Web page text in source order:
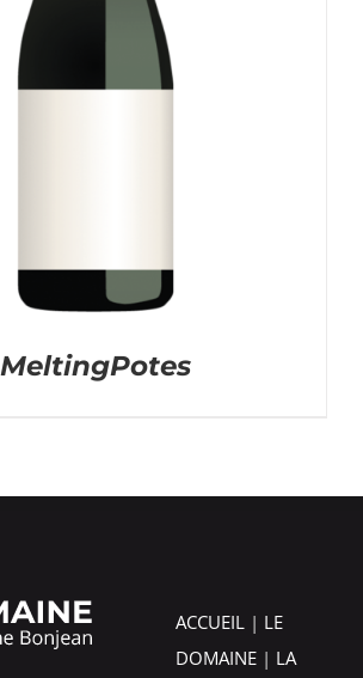
MeltingPotes
ACCUEIL | LE
DOMAINE | LA